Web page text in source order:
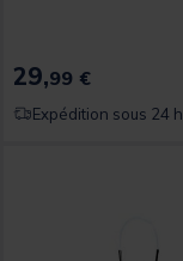
29,99 €
Expédition sous 24 h